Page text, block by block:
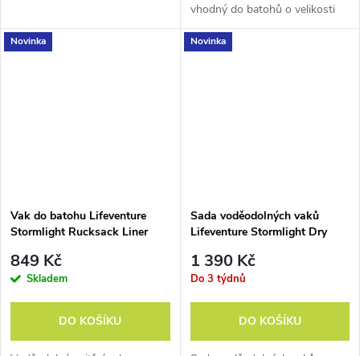
vhodný do batohů o velikosti
25 - 40 litrů.
Novinka
Vak do batohu Lifeventure
Stormlight Rucksack Liner
849 Kč
Skladem
DO KOŠÍKU
Novinka
Sada voděodolných vaků
Lifeventure Stormlight Dry
1 390 Kč
Do 3 týdnů
DO KOŠÍKU